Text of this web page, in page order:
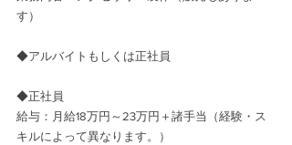
す）
◆アルバイトもしくは正社員
◆正社員
給与：月給18万円～23万円＋諸手当（経験・ス
キルによって異なります。）